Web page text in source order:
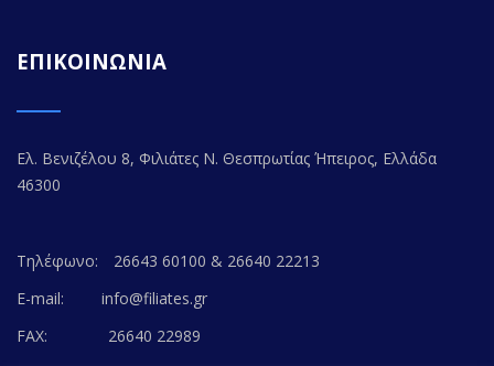
ΕΠΙΚΟΙΝΩΝΙΑ
Ελ. Βενιζέλου 8, Φιλιάτες Ν. Θεσπρωτίας Ήπειρος, Ελλάδα
46300
Τηλέφωνο:
26643 60100 & 26640 22213
E-mail:
info@filiates.gr
FAX:
26640 22989